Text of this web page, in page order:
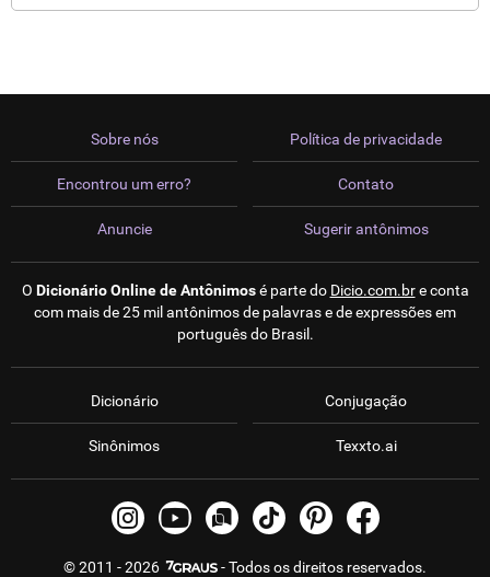
Sobre nós
Encontrou um erro?
Anuncie
Política de privacidade
Contato
Sugerir antônimos
O Dicionário Online de Antônimosé parte do Dicio.com.bre conta
com mais de 25 mil antônimos de palavras e de expressões em
português do Brasil.
Dicionário
Sinônimos
Conjugação
Texxto.ai
© 2011 - 2026 - Todos os direitos reservados.